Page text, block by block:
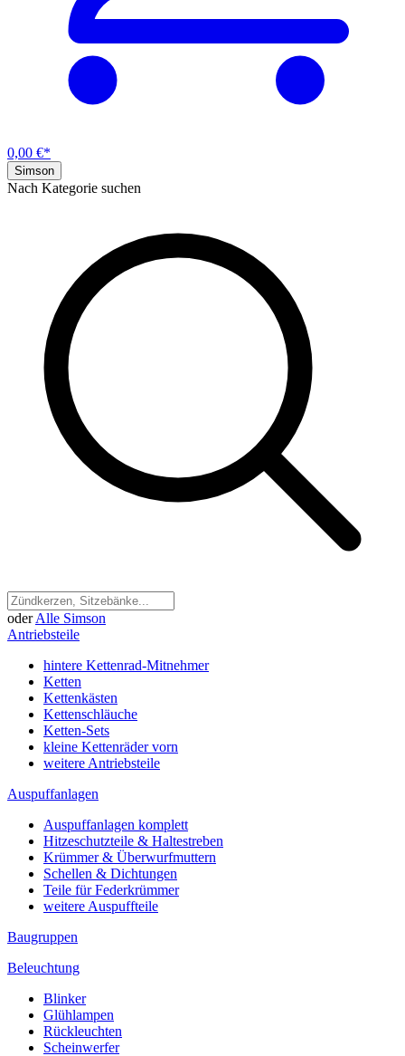
0,00 €*
Simson
Nach Kategorie suchen
oder Alle Simson
Antriebsteile
hintere Kettenrad-Mitnehmer
Ketten
Kettenkästen
Kettenschläuche
Ketten-Sets
kleine Kettenräder vorn
weitere Antriebsteile
Auspuffanlagen
Auspuffanlagen komplett
Hitzeschutzteile & Haltestreben
Krümmer & Überwurfmuttern
Schellen & Dichtungen
Teile für Federkrümmer
weitere Auspuffteile
Baugruppen
Beleuchtung
Blinker
Glühlampen
Rückleuchten
Scheinwerfer